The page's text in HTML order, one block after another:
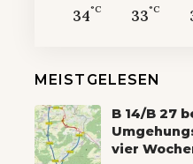
34°C 33°C
MEISTGELESEN
B 14/B 27
vier